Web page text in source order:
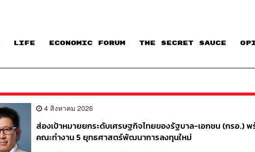
LIFE ECONOMIC FORUM THE SECRET SAUCE​
4 สิงหาคม 2026
ส่องเป้าหมายยกระดับเศรษฐกิจไทยของรัฐบาล-เอกชน (กรอ.) พ
คณะทำงาน 5 ยุทธศาสตร์พัฒนาการลงทุนใหม่